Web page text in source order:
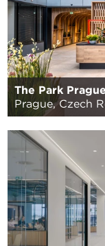
The Park Prague
Prague, Czech